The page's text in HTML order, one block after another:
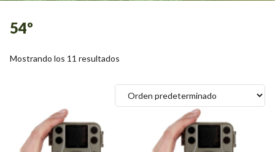
54º
Mostrando los 11 resultados